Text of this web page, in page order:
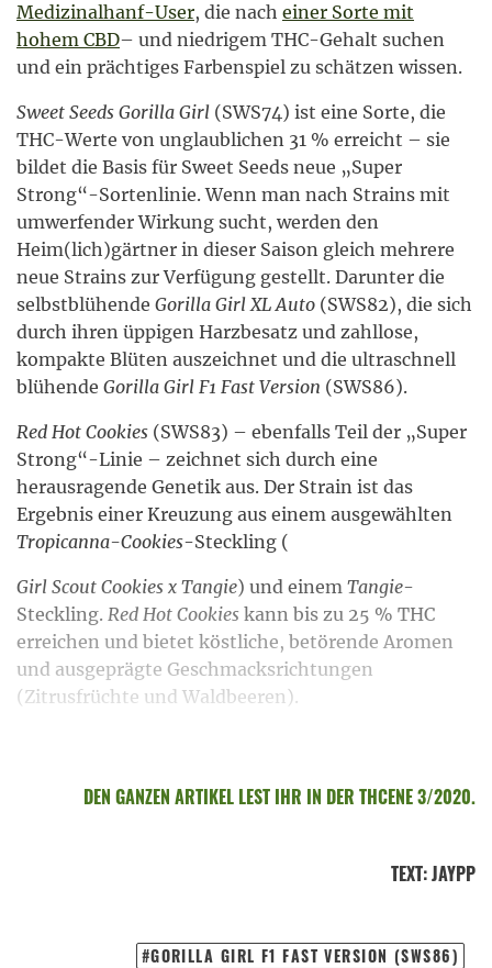
Medizinalhanf-User, die nach einer Sorte mit
hohem CBD– und niedrigem THC-Gehalt suchen
und ein prächtiges Farbenspiel zu schätzen wissen.
Sweet Seeds Gorilla Girl (SWS74) ist eine Sorte, die
THC-Werte von unglaublichen 31 % erreicht – sie
bildet die Basis für Sweet Seeds neue „Super
Strong“-Sortenlinie. Wenn man nach Strains mit
umwerfender Wirkung sucht, werden den
Heim(lich)gärtner in dieser Saison gleich mehrere
neue Strains zur Verfügung gestellt. Darunter die
selbstblühende Gorilla Girl XL Auto (SWS82), die sich
durch ihren üppigen Harzbesatz und zahllose,
kompakte Blüten auszeichnet und die ultraschnell
blühende Gorilla Girl F1 Fast Version (SWS86).
Red Hot Cookies (SWS83) – ebenfalls Teil der „Super
Strong“-Linie – zeichnet sich durch eine
herausragende Genetik aus. Der Strain ist das
Ergebnis einer Kreuzung aus einem ausgewählten
Tropicanna-Cookies-Steckling (
Girl Scout Cookies x Tangie) und einem Tangie-
Steckling. Red Hot Cookies kann bis zu 25 % THC
erreichen und bietet köstliche, betörende Aromen
und ausgeprägte Geschmacksrichtungen
(Zitrusfrüchte und Waldbeeren).
DEN GANZEN ARTIKEL LEST IHR IN DER THCENE 3/2020.
TEXT:JAYPP
GORILLA GIRL F1 FAST VERSION (SWS86)